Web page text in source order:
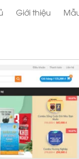
Giới thiệu